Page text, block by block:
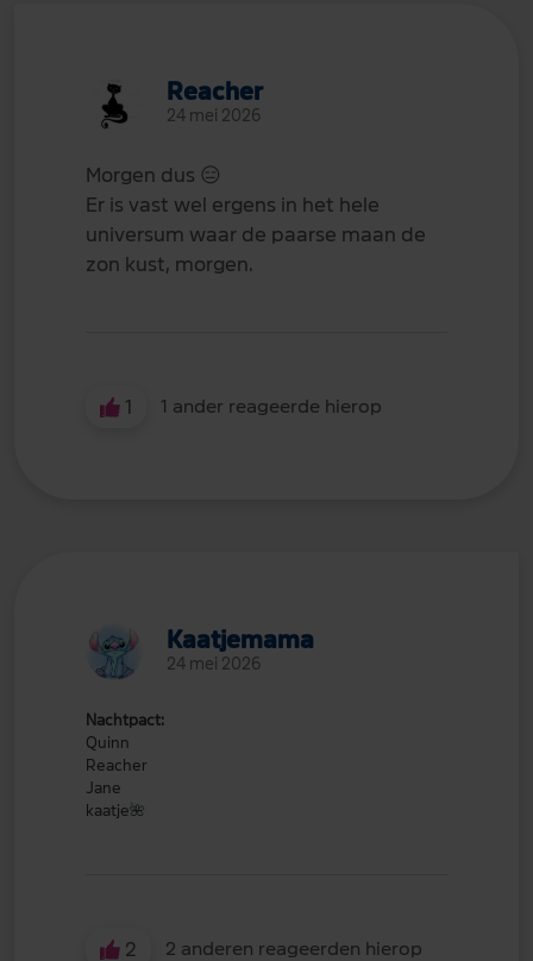
Reacher
24 mei 2026
Morgen dus 😑
Er is vast wel ergens in het hele
universum waar de paarse maan de
zon kust, morgen.
1 1 ander reageerde hierop
Kaatjemama
24 mei 2026
Nachtpact:
Quinn
Reacher
Jane
kaatje🌺
2 2 anderen reageerden hierop